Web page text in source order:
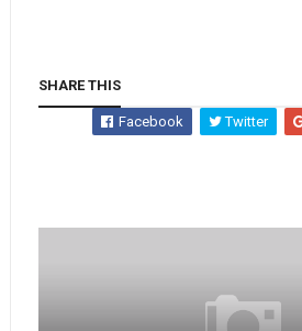
SHARE THIS
Facebook Twitter